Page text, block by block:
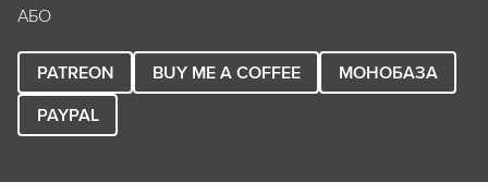
АБО
PATREON BUY ME A COFFEE
МОНОБАЗА
PAYPAL